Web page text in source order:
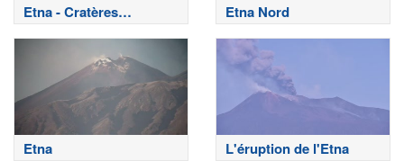
Etna - Cratères
sommitaux
Etna Nord
Etna L'éruption de l'Etna